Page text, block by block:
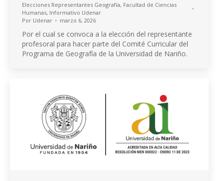
Elecciones Representantes Geografía, Facultad de Ciencias
Humanas, Informativo Udenar
Por Udenar marzo 6, 2026
Por el cual se convoca a la elección del representante
profesoral para hacer parte del Comité Curricular del
Programa de Geografía de la Universidad de Nariño.